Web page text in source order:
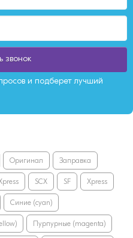
звонок
и подберет лучший
Оригинал Заправка
SCX SF Xpress
Синие (cyan)
Пурпурные (magenta)